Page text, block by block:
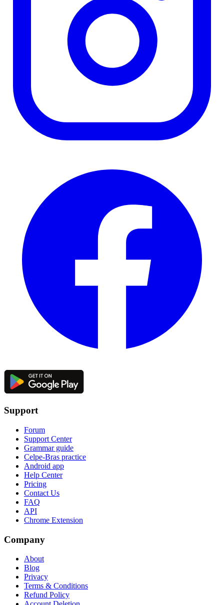
Support
Forum
Support Center
Grammar guide
Celpe-Bras practice
Android app
Help Center
Pricing
Contact Us
FAQ
API
Chrome Extension
Company
About
Blog
Privacy
Terms & Conditions
Refund Policy